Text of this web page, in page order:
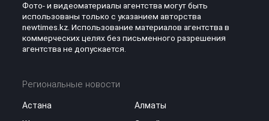
Фото- и видеоматериалы агентства могут быть
использованы только с указанием авторства
newtimes.kz. Использование материалов агентства в
коммерческих целях без письменного разрешения
агентства не допускается.
Региональные новости
Астана
Алматы